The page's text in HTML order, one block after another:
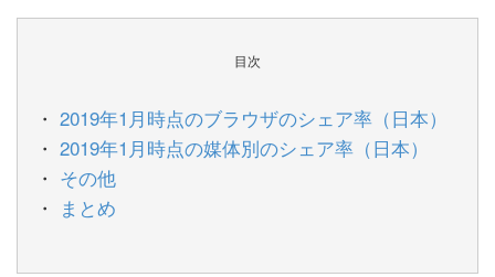
目次
2019年1月時点のブラウザのシェア率（日本）
2019年1月時点の媒体別のシェア率（日本）
その他
まとめ